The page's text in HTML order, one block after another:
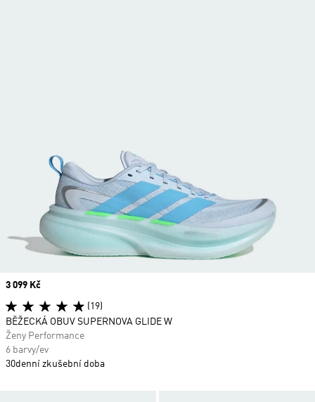
Price
3 099 Kč
(19)
BĚŽECKÁ OBUV SUPERNOVA GLIDE W
Ženy Performance
6 barvy/ev
30denní zkušební doba